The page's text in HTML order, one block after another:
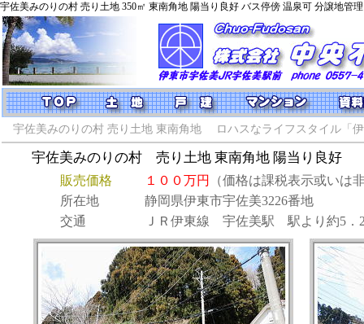
宇佐美みのりの村 売り土地 350㎡ 東南角地 陽当り良好 バス停傍 温泉可 分譲地管
宇佐美みのりの村 売り土地 東南角地 ロハスなライフスタイル「
宇佐美みのりの村 売り土地 東南角地 陽当り良好
販売価格 １００万円
（価格は課税表示或いは
所在地
静岡県伊東市宇佐美3226番地
交通
ＪＲ伊東線 宇佐美駅 駅より約5．